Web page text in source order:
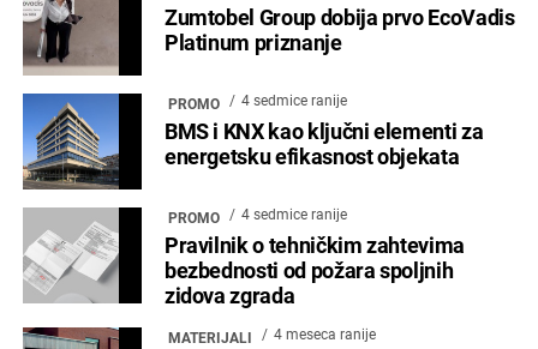
Zumtobel Group dobija prvo EcoVadis
Platinum priznanje
PROMO 4 sedmice ranije
BMS i KNX kao ključni elementi za
energetsku efikasnost objekata
PROMO 4 sedmice ranije
Pravilnik o tehničkim zahtevima
bezbednosti od požara spoljnih
zidova zgrada
MATERIJALI 4 meseca ranije